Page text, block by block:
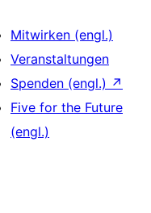
Mitwirken (engl.)
Veranstaltungen
Spenden (engl.) ↗
Five for the Future
(engl.)